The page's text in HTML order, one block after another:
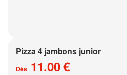
Pizza 4 jambons junior
Dès 11.00 €